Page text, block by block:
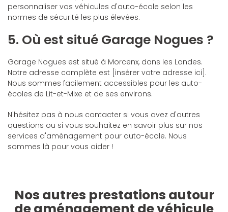
personnaliser vos véhicules d'auto-école selon les
normes de sécurité les plus élevées.
5. Où est situé Garage Nogues ?
Garage Nogues est situé à Morcenx, dans les Landes.
Notre adresse complète est [insérer votre adresse ici].
Nous sommes facilement accessibles pour les auto-
écoles de Lit-et-Mixe et de ses environs.
N'hésitez pas à nous contacter si vous avez d'autres
questions ou si vous souhaitez en savoir plus sur nos
services d'aménagement pour auto-école. Nous
sommes là pour vous aider !
Nos autres prestations autour